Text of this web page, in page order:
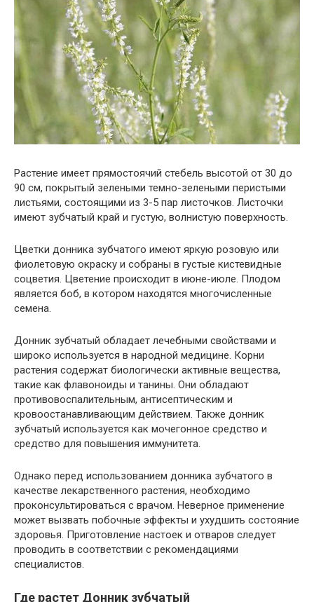
Растение имеет прямостоячий стебель высотой от 30 до
90 см, покрытый зелеными темно-зелеными перистыми
листьями, состоящими из 3-5 пар листочков. Листочки
имеют зубчатый край и густую, волнистую поверхность.
Цветки донника зубчатого имеют яркую розовую или
фиолетовую окраску и собраны в густые кистевидные
соцветия. Цветение происходит в июне-июле. Плодом
является боб, в котором находятся многочисленные
семена.
Донник зубчатый обладает лечебными свойствами и
широко используется в народной медицине. Корни
растения содержат биологически активные вещества,
такие как флавоноиды и танины. Они обладают
противовоспалительным, антисептическим и
кровоостанавливающим действием. Также донник
зубчатый используется как мочегонное средство и
средство для повышения иммунитета.
Однако перед использованием донника зубчатого в
качестве лекарственного растения, необходимо
проконсультироваться с врачом. Неверное применение
может вызвать побочные эффекты и ухудшить состояние
здоровья. Приготовление настоек и отваров следует
проводить в соответствии с рекомендациями
специалистов.
Где растет Донник зубчатый